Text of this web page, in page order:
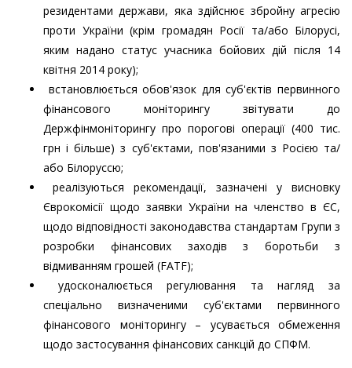
резидентами держави, яка здійснює збройну агресію
проти України (крім громадян Росії та/або Білорусі,
яким надано статус учасника бойових дій після 14
квітня 2014 року);
встановлюється обов'язок для суб'єктів первинного
фінансового моніторингу звітувати до
Держфінмоніторингу про порогові операції (400 тис.
грн і більше) з суб'єктами, пов'язаними з Росією та/
або Білоруссю;
реалізуються рекомендації, зазначені у висновку
Єврокомісії щодо заявки України на членство в ЄС,
щодо відповідності законодавства стандартам Групи з
розробки фінансових заходів з боротьби з
відмиванням грошей (FATF);
удосконалюється регулювання та нагляд за
спеціально визначеними суб'єктами первинного
фінансового моніторингу – усувається обмеження
щодо застосування фінансових санкцій до СПФМ.